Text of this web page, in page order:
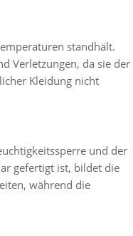
standhält.
Verletzungen, da sie der
Kleidung nicht
und der
gefertigt ist, bildet die
während die